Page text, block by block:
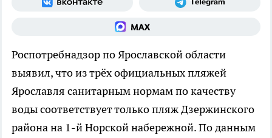
Роспотребнадзор по Ярославской области
выявил, что из трёх официальных пляжей
Ярославля санитарным нормам по качеству
воды соответствует только пляж Дзержинского
района на 1-й Норской набережной. По данным